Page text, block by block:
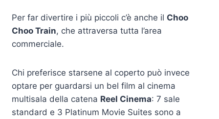
Per far divertire i più piccoli c’è anche il Choo
Choo Train, che attraversa tutta l’area
commerciale.
Chi preferisce starsene al coperto può invece
optare per guardarsi un bel film al cinema
multisala della catena Reel Cinema: 7 sale
standard e 3 Platinum Movie Suites sono a